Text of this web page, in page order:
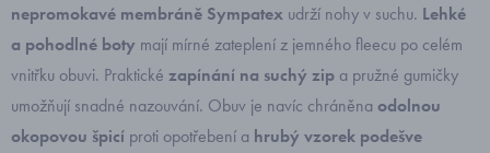
nepromokavé membráně Sympatex udrží nohy v suchu. Lehké
a pohodlné boty mají mírné zateplení z jemného fleecu po celém
vnitřku obuvi. Praktické zapínání na suchý zip a pružné gumičky
umožňují snadné nazouvání. Obuv je navíc chráněna odolnou
okopovou špicí proti opotřebení a hrubý vzorek podešve